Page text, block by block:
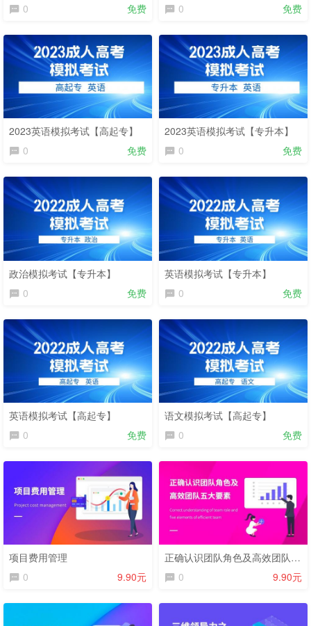
0
免费
0
免费
2023英语模拟考试【高起专】
0
免费
2023英语模拟考试【专升本】
0
免费
政治模拟考试【专升本】
0
免费
英语模拟考试【专升本】
0
免费
英语模拟考试【高起专】
0
免费
语文模拟考试【高起专】
0
免费
项目费用管理
0
9.90元
正确认识团队角色及高效团队五大要素
0
9.90元